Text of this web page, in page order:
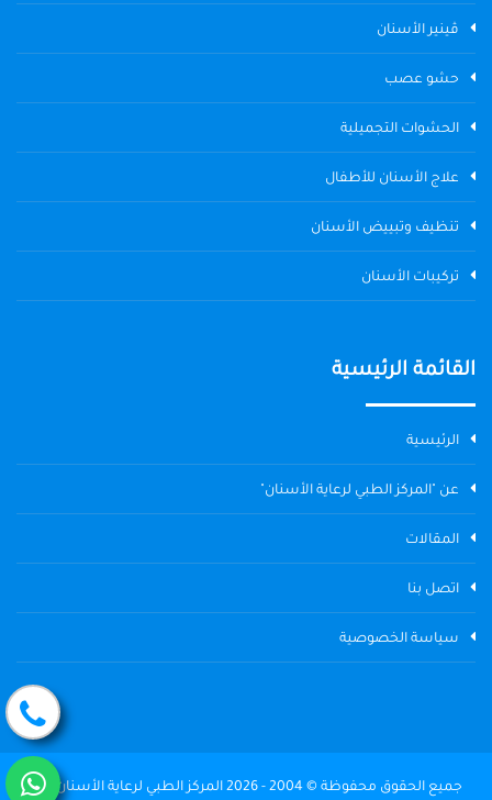
ڤينير الأسنان
حشو عصب
الحشوات التجميلية
علاج الأسنان للأطفال
تنظيف وتبييض الأسنان
تركيبات الأسنان
القائمة الرئيسية
الرئيسية
عن "المركز الطبي لرعاية الأسنان"
المقالات
اتصل بنا
سياسة الخصوصية
جميع الحقوق محفوظة © 2004 - 2026 المركز الطبي لرعاية الأسنان The